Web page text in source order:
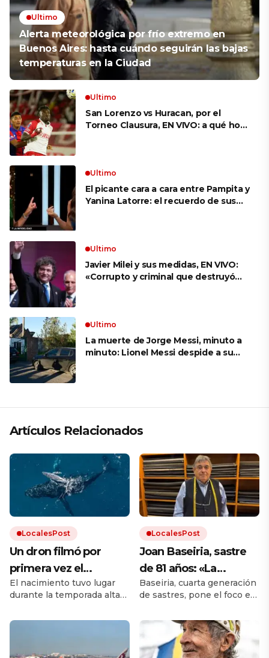
Ultimo
Alerta meteorológica por frío extremo en
Buenos Aires: hasta cuándo seguirán las bajas
temperaturas en la Ciudad
Ultimo
San Lorenzo vs Huracan, por el
Torneo Clausura, EN VIVO: a qué hora
Ultimo
El picante cara a cara entre Pampita y
Yanina Latorre: el recuerdo de sus
Ultimo
Javier Milei y sus medidas, EN VIVO:
«Corrupto y criminal que destruyó
Ultimo
La muerte de Jorge Messi, minuto a
minuto: Lionel Messi despide a su
Artículos Relacionados
LocalesPost
Un dron filmó por
primera vez el
nacimiento de una
ballena jorobada en
medio del mar
El nacimiento tuvo lugar
durante la temporada alta
ballenas en la costa este
ballenas jorobadas migran.
LocalesPost
Joan Baseiria, sastre
de 81 años: «La
mayoría de ropa actual
ya no es ni de algodón
ni de lana»
Baseiria, cuarta generación
de sastres, pone el foco en
errores más habituales al
elegir ropa en grandes
cadenas. Ahora se compra
rápido y se viste peor.